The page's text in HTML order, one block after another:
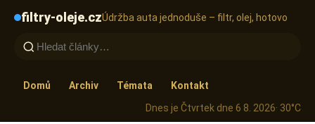
filtry-oleje.czÚdržba auta jednoduše – filtr, olej, hotovo
Domů Archiv Témata
Kontakt
Dnes je Čtvrtek dne 6 8. 2026· 30°C